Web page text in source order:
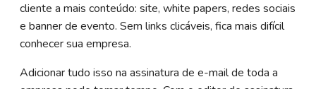
cliente a mais conteúdo: site, white papers, redes sociais
e banner de evento. Sem links clicáveis, fica mais difícil
conhecer sua empresa.
Adicionar tudo isso na assinatura de e-mail de toda a